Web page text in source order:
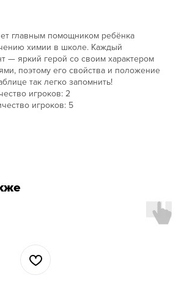
главным помощником ребёнка
химии в школе. Каждый
— яркий герой со своим характером
поэтому его свойства и положение
так легко запомнить!
игроков: 2
игроков: 5